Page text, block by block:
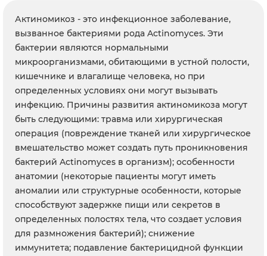
Актиномикоз - это инфекционное заболевание,
вызванное бактериями рода Actinomyces. Эти
бактерии являются нормальными
микроорганизмами, обитающими в устной полости,
кишечнике и влагалище человека, но при
определенных условиях они могут вызывать
инфекцию. Причины развития актиномикоза могут
быть следующими: травма или хирургическая
операция (повреждение тканей или хирургическое
вмешательство может создать путь проникновения
бактерий Actinomyces в организм); особенности
анатомии (некоторые пациенты могут иметь
аномалии или структурные особенности, которые
способствуют задержке пищи или секретов в
определенных полостях тела, что создает условия
для размножения бактерий); снижение
иммунитета; подавление бактерицидной функции